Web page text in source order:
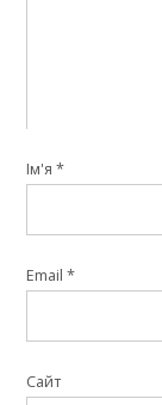
Ім'я*
Email*
Сайт